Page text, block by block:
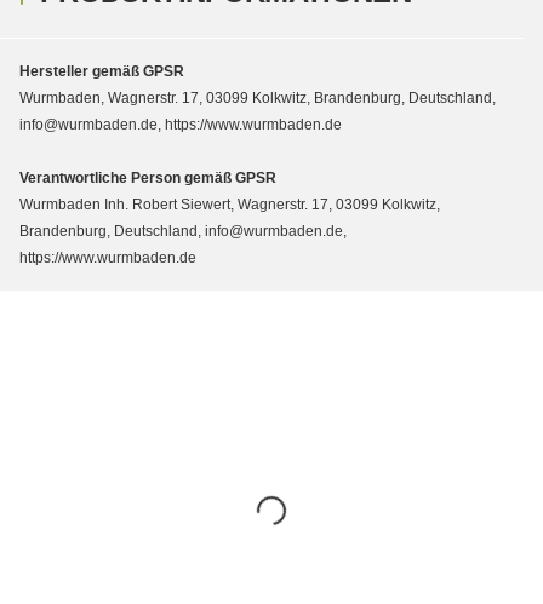
Hersteller gemäß GPSR
Wurmbaden, Wagnerstr. 17, 03099 Kolkwitz, Brandenburg, Deutschland,
info@wurmbaden.de, https://www.wurmbaden.de
Verantwortliche Person gemäß GPSR
Wurmbaden Inh. Robert Siewert, Wagnerstr. 17, 03099 Kolkwitz,
Brandenburg, Deutschland, info@wurmbaden.de,
https://www.wurmbaden.de